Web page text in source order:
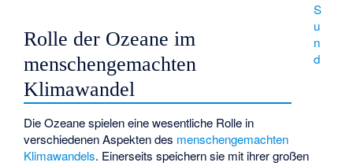
S
u
n
d
Rolle der Ozeane im
menschengemachten
Klimawandel
Die Ozeane spielen eine wesentliche Rolle in
verschiedenen Aspekten des menschengemachten
Klimawandels. Einerseits speichern sie mit ihrer großen